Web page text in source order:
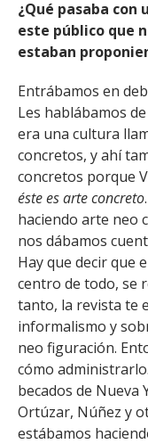
¿Qué pasaba
este público que
estaban
Entrábamos en
Les hablábamos
era una cultura
concretos, y ahí
concretos porque
éste es arte concreto
haciendo arte neo
nos dábamos
Hay que decir que
centro de todo, se
tanto, la revista te
informalismo y
neo figuración.
cómo
becados de Nueva
Ortúzar, Núñez y
estábamos